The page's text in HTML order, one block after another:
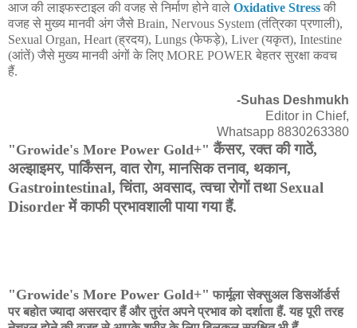
आज की लाइफस्टाइल की वजह से निर्माण होने वाले Oxidative Stress की
वजह से मुख्य मानवी अंग जैसे Brain, Nervous System (तंत्रिका प्रणाली),
Sexual Organ, Heart (ह्रदय), Lungs (फेफड़े), Liver (यकृत), Intestine
(आंतें) जैसे मुख्य मानवी अंगों के लिए MORE POWER बेहतर सुरक्षा कवच
हैं.
-Suhas Deshmukh
Editor in Chief,
Whatsapp 8830263380
"Growide's More Power Gold+" कैंसर, रक्त की गाठें,
अल्झाइमर, पार्किंसन, वात रोग, मानसिक तनाव, थकान,
Gastrointestinal, चिंता, अवसाद, त्वचा रोगों तथा Sexual
Disorder में काफी प्रभावशाली पाया गया हैं.
"Growide's More Power Gold+" फार्मूला सेक्सुअल डिसऑर्डर्स
पर बहोत ज्यादा असरदार हैं और तुरंत अपने प्रभाव को दर्शाता हैं. यह पूरी तरह